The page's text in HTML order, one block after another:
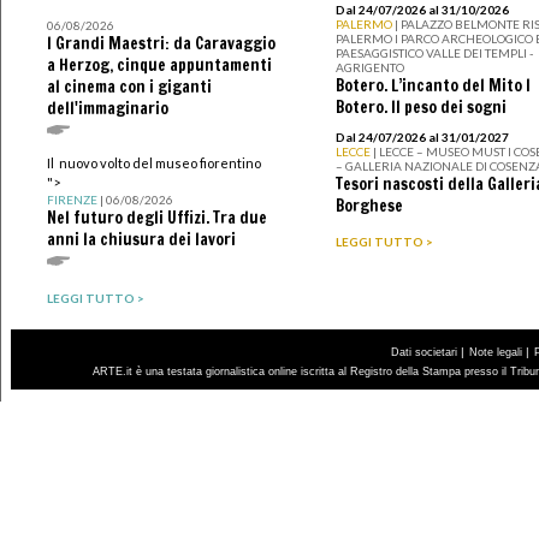
06/08/2026
I Grandi Maestri: da Caravaggio
a Herzog, cinque appuntamenti
al cinema con i giganti
dell'immaginario
Il nuovo volto del museo fiorentino
">
FIRENZE| 06/08/2026
Nel futuro degli Uffizi. Tra due
anni la chiusura dei lavori
LEGGI TUTTO >
Dal 24/07/2026 al 31/10/2026
PALERMO | PALAZZO BELMONTE
PALERMO I PARCO ARCHEOLOGICO
PAESAGGISTICO VALLE DEI TEMPLI -
AGRIGENTO
Botero. L’incanto del Mito I
Botero. Il peso dei sogni
Dal 24/07/2026 al 31/01/2027
LECCE | LECCE – MUSEO MUST I
– GALLERIA NAZIONALE DI
Tesori nascosti della
Borghese
LEGGI TUTTO >
Dati societari | Note legali |
ARTE.it è una testata giornalistica online iscritta al Registro della Stampa presso il